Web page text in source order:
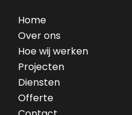
Home
Over ons
Hoe wij werken
Projecten
Diensten
Offerte